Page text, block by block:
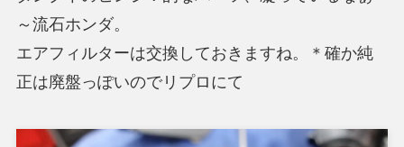
～流石ホンダ。
エアフィルターは交換しておきますね。＊確か純
正は廃盤っぽいのでリプロにて